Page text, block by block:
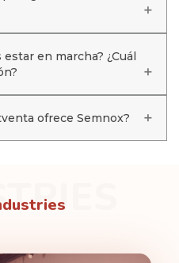
en marcha? ¿Cuál
ofrece Semnox?